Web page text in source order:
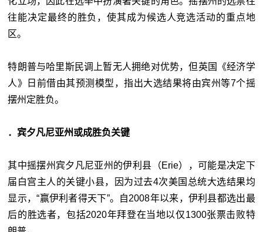
往能决定最终的胜负，使其成为候选人竞选活动的重点地
区。
特朗普与哈里斯民调上暂无人拥绝对优势，但英国《经济学
人》日前借由其预测模型，指出大选结果将由宾州等7个摇
摆州定胜负。
．宾夕凡尼亚州或成胜负关键
其中摇摆州宾夕凡尼亚州的伊利县（Erie），可能是决定下
届白宫主人的关键小县，因为过去4次美国总统大选结果均
显示，“赢伊利者得天下”。自2008年以来，伊利县都选出最
后的胜选者，包括2020年拜登在当地以仅1300张票击败特